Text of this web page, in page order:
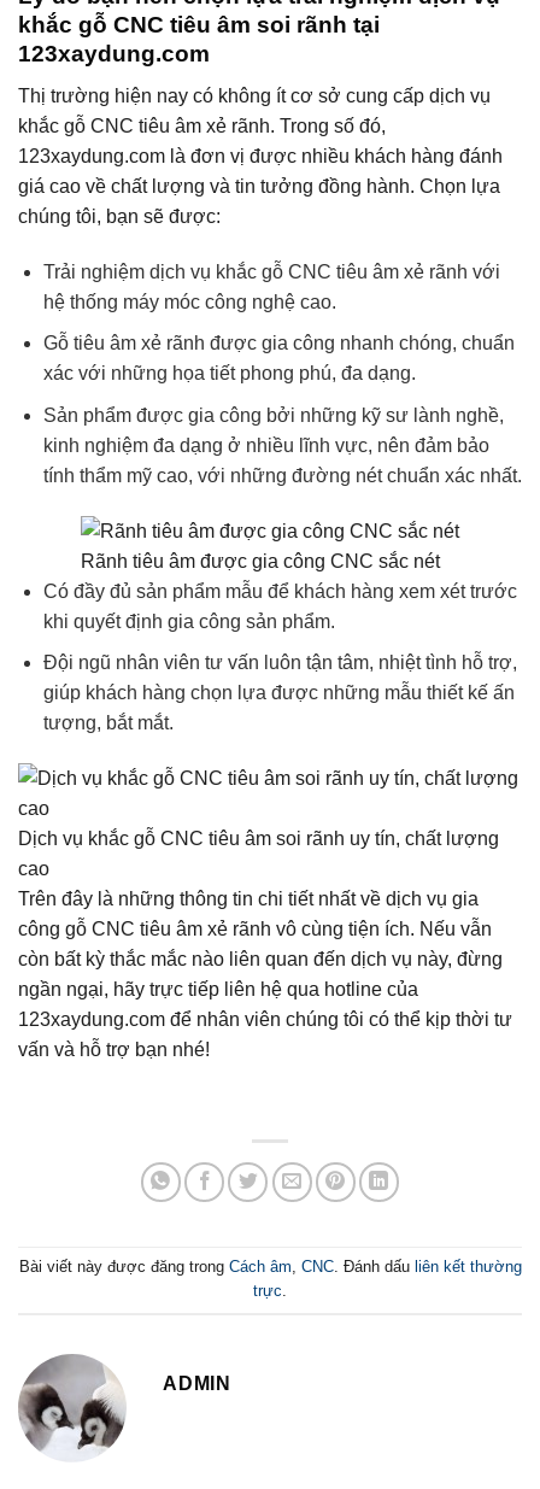
khắc gỗ CNC tiêu âm soi rãnh tại
123xaydung.com
Thị trường hiện nay có không ít cơ sở cung cấp dịch vụ
khắc gỗ CNC tiêu âm xẻ rãnh. Trong số đó,
123xaydung.com là đơn vị được nhiều khách hàng đánh
giá cao về chất lượng và tin tưởng đồng hành. Chọn lựa
chúng tôi, bạn sẽ được:
Trải nghiệm dịch vụ khắc gỗ CNC tiêu âm xẻ rãnh với
hệ thống máy móc công nghệ cao.
Gỗ tiêu âm xẻ rãnh được gia công nhanh chóng, chuẩn
xác với những họa tiết phong phú, đa dạng.
Sản phẩm được gia công bởi những kỹ sư lành nghề,
kinh nghiệm đa dạng ở nhiều lĩnh vực, nên đảm bảo
tính thẩm mỹ cao, với những đường nét chuẩn xác nhất.
Rãnh tiêu âm được gia công CNC sắc nét
Có đầy đủ sản phẩm mẫu để khách hàng xem xét trước
khi quyết định gia công sản phẩm.
Đội ngũ nhân viên tư vấn luôn tận tâm, nhiệt tình hỗ trợ,
giúp khách hàng chọn lựa được những mẫu thiết kế ấn
tượng, bắt mắt.
Dịch vụ khắc gỗ CNC tiêu âm soi rãnh uy tín, chất lượng
cao
Trên đây là những thông tin chi tiết nhất về dịch vụ gia
công gỗ CNC tiêu âm xẻ rãnh vô cùng tiện ích. Nếu vẫn
còn bất kỳ thắc mắc nào liên quan đến dịch vụ này, đừng
ngần ngại, hãy trực tiếp liên hệ qua hotline của
123xaydung.com để nhân viên chúng tôi có thể kịp thời tư
vấn và hỗ trợ bạn nhé!
Bài viết này được đăng trong Cách âm, CNC. Đánh dấu liên kết thường
trực.
ADMIN